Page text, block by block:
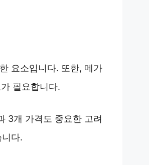
요소입니다. 또한, 메가
필요합니다.
3개 가격도 중요한 고려
다.